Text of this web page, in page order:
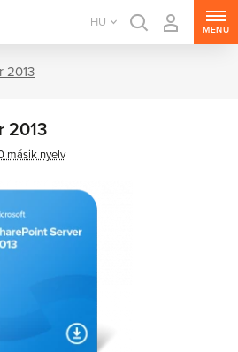
HU
MENU
2013
2013
másik nyelv